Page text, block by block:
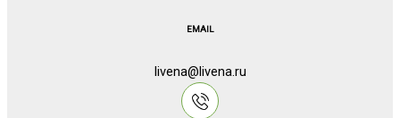
EMAIL
livena@livena.ru